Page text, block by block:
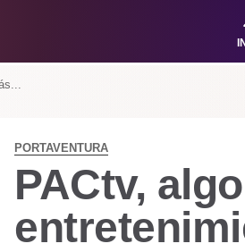
PORTAVENTURA
PACtv,